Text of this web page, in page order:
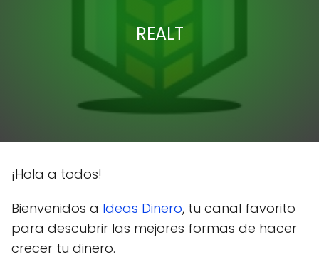
REALT
¡Hola a todos!
Bienvenidos a Ideas Dinero, tu canal favorito
para descubrir las mejores formas de hacer
crecer tu dinero.